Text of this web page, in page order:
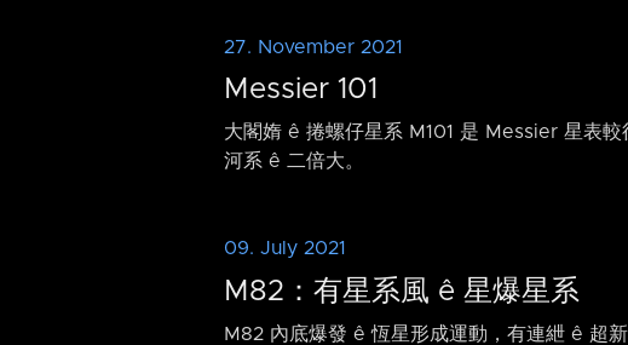
27. November 2021
Messier 101
大閣媠 ê 捲螺仔星系 M101 是 Messier 星表
河系 ê 二倍大。
09. July 2021
M82：有星系風 ê 星爆星系
M82 內底爆發 ê 恆星形成運動，有連紲 ê 超